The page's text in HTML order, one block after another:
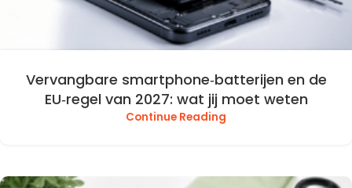
Vervangbare smartphone‑batterijen en de
EU‑regel van 2027: wat jij moet weten
Continue Reading